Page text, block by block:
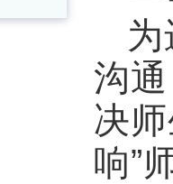
沟
决
响”